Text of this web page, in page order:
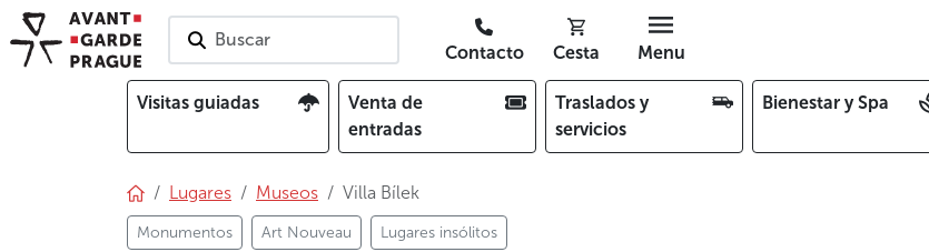
Buscar
Contacto Cesta Menu
Visitas guiadas
Venta de
entradas
Traslados y
servicios
Bienestar y Spa
Lugares Museos Villa Bílek
Monumentos Art Nouveau Lugares insólitos